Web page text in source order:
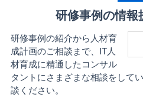
研修事例の情報
研修事例の紹介から人材育
成計画のご相談まで、IT人
材育成に精通したコンサル
タントにさまざまな相談をして
談ください。